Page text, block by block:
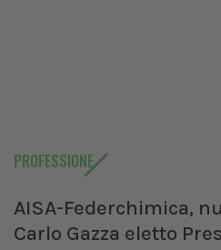
PROFESSIONE
AISA-Federchimica,
Carlo Gazza eletto